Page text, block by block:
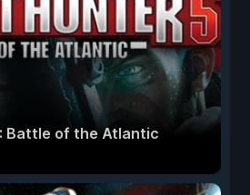
Battle of the Atlantic